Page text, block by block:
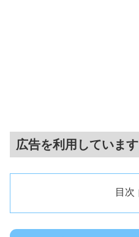
広告を利用しています
目次